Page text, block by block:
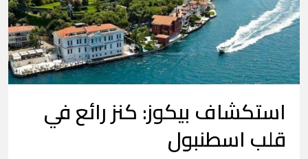
استكشاف بيكوز: كنز رائع في
قلب اسطنبول